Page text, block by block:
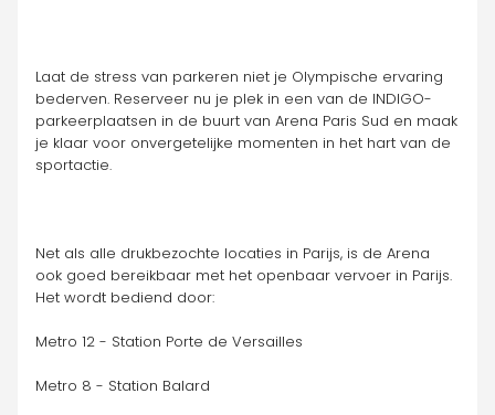
Laat de stress van parkeren niet je Olympische ervaring
bederven. Reserveer nu je plek in een van de INDIGO-
parkeerplaatsen in de buurt van Arena Paris Sud en maak
je klaar voor onvergetelijke momenten in het hart van de
sportactie.
Net als alle drukbezochte locaties in Parijs, is de Arena
ook goed bereikbaar met het openbaar vervoer in Parijs.
Het wordt bediend door:
Metro 12 - Station Porte de Versailles
Metro 8 - Station Balard